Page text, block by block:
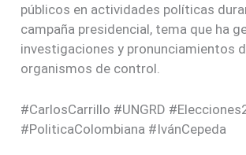
públicos en actividades políticas
campaña presidencial, tema que ha
investigaciones y pronunciamientos
organismos de control.
#CarlosCarrillo #UNGRD
#PoliticaColombiana #IvánCepeda